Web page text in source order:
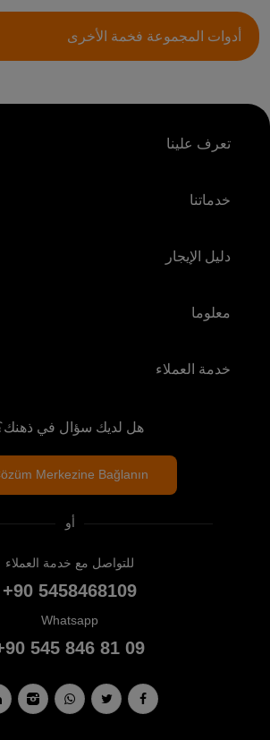
أدوات المجموعة فخمة الأخرى
تعرف علينا
خدماتنا
دليل الإيجار
معلوما
خدمة العملاء
هل لديك سؤال في
Merkezine Bağlanın
أو
للتواصل مع خدمة العملاء
+90 5458468109
Whatsapp
545 846 81 09